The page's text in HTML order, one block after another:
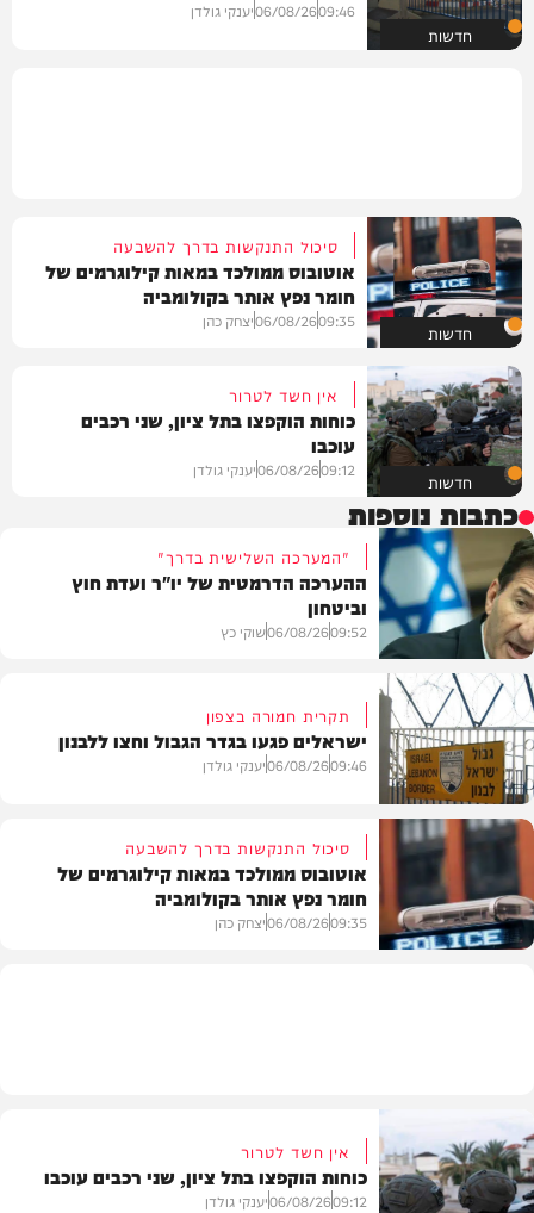
חדשות
09:46
06/08/26יענקי גולדן
חדשות
סיכול התנקשות בדרך להשבעה
אוטובוס ממולכד במאות קילוגרמים של
חומר נפץ אותר בקולומביה
09:35
06/08/26יצחק כהן
חדשות
אין חשד לטרור
כוחות הוקפצו בתל ציון, שני רכבים
עוכבו
09:12
06/08/26יענקי גולדן
כתבות נוספות
חדשות
"המערכה השלישית בדרך"
ההערכה הדרמטית של יו"ר ועדת חוץ
וביטחון
09:52
06/08/26שוקי כץ
חדשות
תקרית חמורה בצפון
ישראלים פגעו בגדר הגבול וחצו ללבנון
09:46
06/08/26יענקי גולדן
סיכול התנקשות בדרך להשבעה
אוטובוס ממולכד במאות קילוגרמים של
חומר נפץ אותר בקולומביה
09:35
06/08/26יצחק כהן
אין חשד לטרור
כוחות הוקפצו בתל ציון, שני רכבים עוכבו
09:12
06/08/26יענקי גולדן